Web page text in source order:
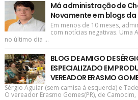
Má administração de
Novamente em blogs da
Em menos de 10 meses,
com notícias negativas. Uma
no último dia ...
BLOG DE AMIGO DE
ESPECIALIZADO EM
VEREADOR ERASMO
Sérgio Aguiar (sem camisa à esquerda) e
O vereador Erasmo Gomes(PR), de